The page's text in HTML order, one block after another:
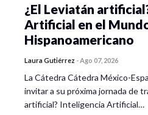
¿El Leviatán
Artificial en el
Hispanoamericano
Laura Gutiérrez -Ago 07, 2026
La Cátedra Cátedra México-
invitar a su próxima jornada de
artificial? Inteligencia Artificial…